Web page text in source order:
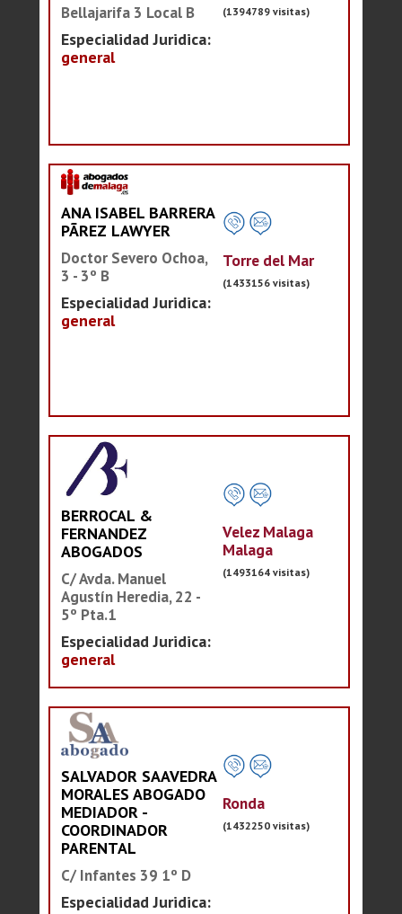
Bellajarifa 3 Local B
Especialidad Juridica:
general
(1394789 visitas)
ANA ISABEL BARRERA
PÃREZ LAWYER
Doctor Severo Ochoa,
3 - 3º B
Especialidad Juridica:
general
Torre del Mar
(1433156 visitas)
BERROCAL &
FERNANDEZ
ABOGADOS
C/ Avda. Manuel
Agustín Heredia, 22 -
5º Pta.1
Especialidad Juridica:
general
Velez Malaga
Malaga
(1493164 visitas)
SALVADOR SAAVEDRA
MORALES ABOGADO
MEDIADOR -
COORDINADOR
PARENTAL
C/ Infantes 39 1º D
Especialidad Juridica:
Ronda
(1432250 visitas)